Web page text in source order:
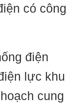
có công
điện
lực khu
cung